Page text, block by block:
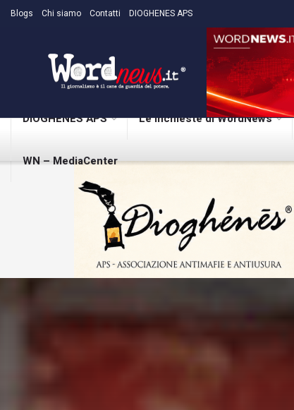
Blogs Chi siamo Contatti DIOGHENES APS
DIOGHENES APS Le inchieste di WordNews
WN – MediaCenter